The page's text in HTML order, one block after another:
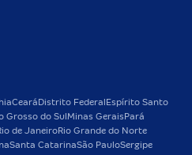
Ceará Distrito Federal Espírito Santo
Grosso do Sul Minas Gerais Pará
de JaneiroRio Grande do Norte
Santa CatarinaSão PauloSergipe